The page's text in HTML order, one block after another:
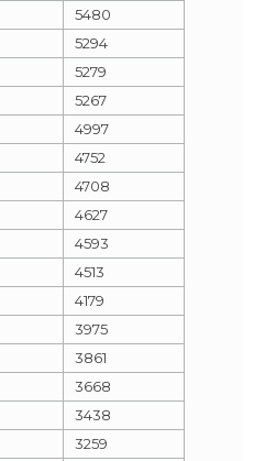
5480
5294
5279
5267
4997
4752
4708
4627
4593
4513
4179
3975
3861
3668
3438
3259